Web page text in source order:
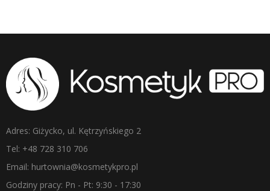
Adres: Giżycko, ul. Kętrzyńskiego 2
Tel: +48 728 310 706
Email: hurtownia@kosmetykpro.pl
Godziny pracy: Pn - Pt: 9:30 - 17:30